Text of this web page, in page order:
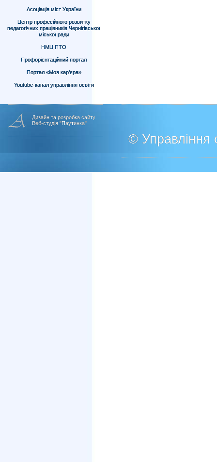
Асоціація міст України
Центр професійного розвитку
педагогічних працівників Чернігівської
міської ради
НМЦ ПТО
Профорієнтаційний портал
Портал «Моя кар’єра»
Youtube-канал управління освіти
Дизайн та розробка сайту
Веб-студія "Паутинка"
© Управління